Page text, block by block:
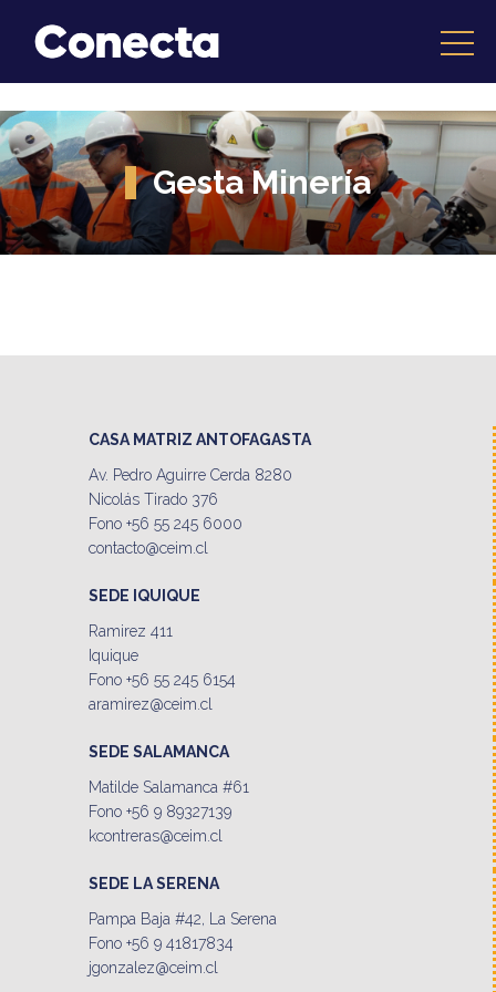
Gesta Minería
CASA MATRIZ ANTOFAGASTA
Av. Pedro Aguirre Cerda 8280
Nicolás Tirado 376
Fono +56 55 245 6000
contacto@ceim.cl
SEDE IQUIQUE
Ramirez 411
Iquique
Fono +56 55 245 6154
aramirez@ceim.cl
SEDE SALAMANCA
Matilde Salamanca #61
Fono +56 9 89327139
kcontreras@ceim.cl
SEDE LA SERENA
Pampa Baja #42, La Serena
Fono +56 9 41817834
jgonzalez@ceim.cl